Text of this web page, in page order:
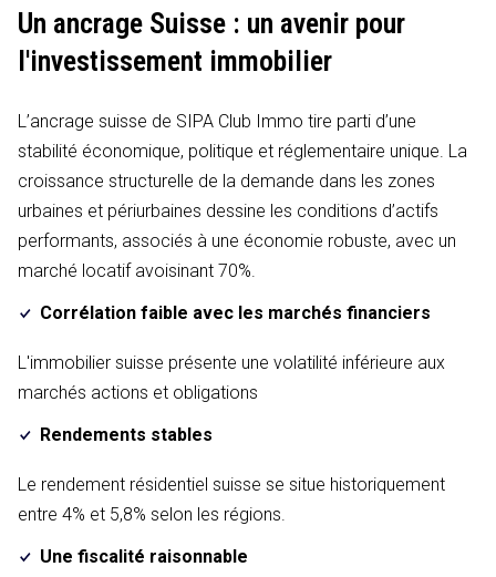
Un ancrage Suisse : un avenir pour
l'investissement immobilier
L’ancrage suisse de SIPA Club Immo tire parti d’une
stabilité économique, politique et réglementaire unique. La
croissance structurelle de la demande dans les zones
urbaines et périurbaines dessine les conditions d’actifs
performants, associés à une économie robuste, avec un
marché locatif avoisinant 70%.
Corrélation faible avec les marchés financiers
L'immobilier suisse présente une volatilité inférieure aux
marchés actions et obligations
Rendements stables
Le rendement résidentiel suisse se situe historiquement
entre 4% et 5,8% selon les régions.
Une fiscalité raisonnable